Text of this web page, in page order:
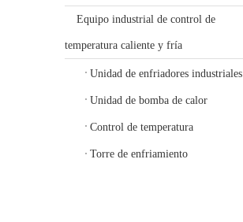
Equipo industrial de control de
temperatura caliente y fría
Unidad de enfriadores industriales
Unidad de bomba de calor
Control de temperatura
Torre de enfriamiento